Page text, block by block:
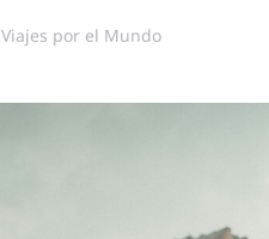
Viajes por el Mundo